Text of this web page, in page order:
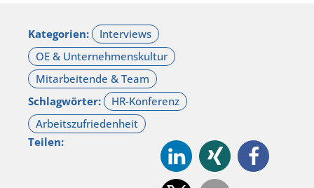
Kategorien:
Schlagwörter:
Teilen: